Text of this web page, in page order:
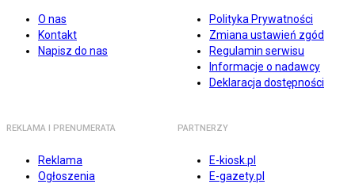
O nas
Kontakt
Napisz do nas
Polityka Prywatności
Zmiana ustawień zgód
Regulamin serwisu
Informacje o nadawcy
Deklaracja dostępności
REKLAMA I PRENUMERATA
Reklama
Ogłoszenia
PARTNERZY
E-kiosk.pl
E-gazety.pl